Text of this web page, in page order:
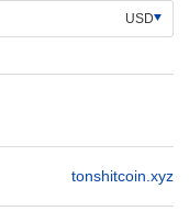
USD
tonshitcoin.xyz
가요?
통합한 독특한 블록체인
리케이션에 대해 매우
과 빠른 거래 처리 완료
메커니즘을 사용합니다.
트워크와의 원활한 크로